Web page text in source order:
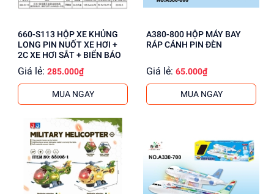
660-S113 HỘP XE KHỦNG
LONG PIN NUỐT XE HƠI +
2C XE HƠI SẮT + BIỂN BÁO
Giá lẻ: 285.000₫
MUA NGAY
A380-800 HỘP MÁY BAY
RÁP CÁNH PIN ĐÈN
Giá lẻ: 65.000₫
MUA NGAY